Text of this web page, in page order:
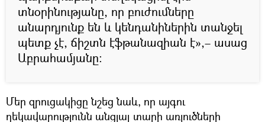
տնօրինությանը, որ բուժումները
անարդյունք են և կենդանիներին տանջել
պետք չէ, ճիշտն էֆթանազիան է»,– ասաց
Աբրահամյանը։
Մեր զրուցակիցը նշեց նաև, որ այգու
ղեկավարությունն անցյալ տարի առյուծների